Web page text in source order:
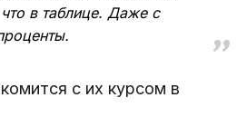
в таблице. Даже с
с их курсом в